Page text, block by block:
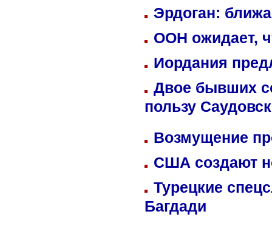
Эрдоган:
ООН ожидает,
Иордания
Двое бывших
пользу
Возмущение
США создают
Турецкие
Багдади